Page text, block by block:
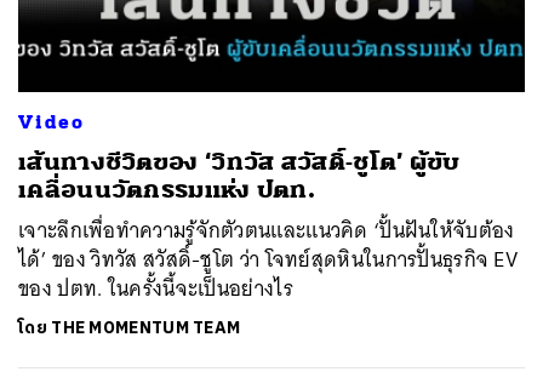
Video
เส้นทางชีวิตของ ‘วิทวัส สวัสดิ์-ชูโต’ ผู้ขับ
เคลื่อนนวัตกรรมแห่ง ปตท.
เจาะลึกเพื่อทำความรู้จักตัวตนและแนวคิด ‘ปั้นฝันให้จับต้อง
ได้’ ของ วิทวัส สวัสดิ์-ชูโต ว่า โจทย์สุดหินในการปั้นธุรกิจ EV
ของ ปตท. ในครั้งนี้จะเป็นอย่างไร
โดย THE MOMENTUM TEAM